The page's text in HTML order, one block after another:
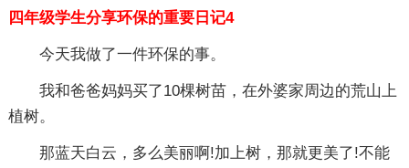
四年级学生分享环保的重要日记4
今天我做了一件环保的事。
我和爸爸妈妈买了10棵树苗，在外婆家周边的荒山上
植树。
那蓝天白云，多么美丽啊!加上树，那就更美了!不能